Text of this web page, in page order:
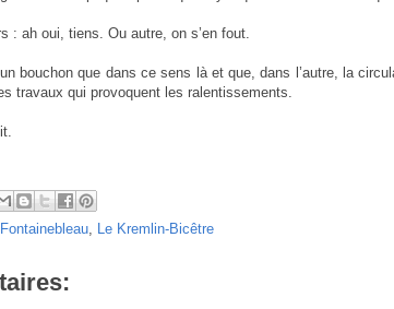
: ah oui, tiens. Ou autre, on s’en fout.
bouchon que dans ce sens là et que, dans l’autre, la
travaux qui provoquent les ralentissements.
Le Kremlin-Bicêtre